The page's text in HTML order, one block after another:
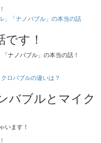
す！
ナノバブル」の本当の話！
バブルとマイク
います！